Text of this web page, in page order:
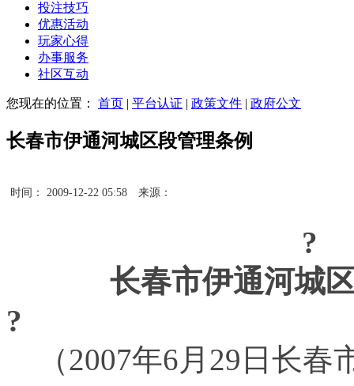
投注技巧
优惠活动
玩家心得
办事服务
社区互动
您现在的位置： 首页 | 平台认证 | 政策文件 | 政府公文
长春市伊通河城区段管理条例
时间： 2009-12-22 05:58 来源：
?
长春市伊通河城
?
（2007年6月 29 日长春